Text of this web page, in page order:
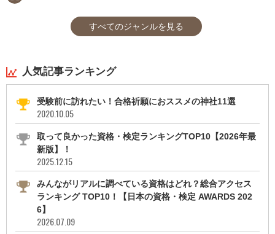
すべてのジャンルを見る
人気記事ランキング
受験前に訪れたい！合格祈願におススメの神社11選
2020.10.05
取って良かった資格・検定ランキングTOP10【2026年最
新版】！
2025.12.15
みんながリアルに調べている資格はどれ？総合アクセス
ランキング TOP10！【日本の資格・検定 AWARDS 202
6】
2026.07.09